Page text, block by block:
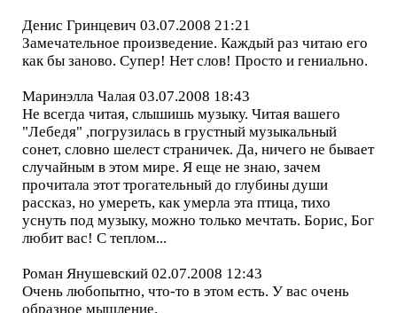
Денис Гринцевич 03.07.2008 21:21
Замечательное произведение. Каждый раз читаю его
как бы заново. Супер! Нет слов! Просто и гениально.
Маринэлла Чалая 03.07.2008 18:43
Не всегда читая, слышишь музыку. Читая вашего
"Лебедя" ,погрузилась в грустный музыкальный
сонет, словно шелест страничек. Да, ничего не бывает
случайным в этом мире. Я еще не знаю, зачем
прочитала этот трогательный до глубины души
рассказ, но умереть, как умерла эта птица, тихо
уснуть под музыку, можно только мечтать. Борис, Бог
любит вас! С теплом...
Роман Янушевский 02.07.2008 12:43
Очень любопытно, что-то в этом есть. У вас очень
образное мышление.